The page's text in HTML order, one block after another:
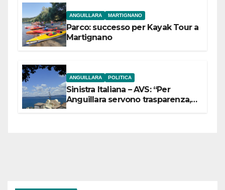
ANGUILLARA MARTIGNANO
Parco: successo per Kayak Tour a
Martignano
ANGUILLARA POLITICA
Sinistra Italiana – AVS: “Per
Anguillara servono trasparenza,